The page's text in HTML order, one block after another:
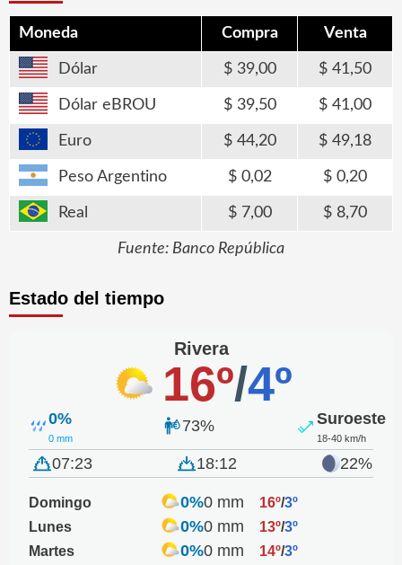
Moneda Compra Venta
Dólar 39,00 41,50
Dólar eBROU 39,50 41,00
Euro 44,20 49,18
Peso Argentino 0,02 0,20
Real 7,00 8,70
Fuente: Banco República
Estado del tiempo
Rivera
16º/4º
0%
0 mm
73% Suroeste
18-40 km/h
07:23 18:12 22%
Domingo 0%0 mm 16º/3º
Lunes
0%0 mm 13º/3º
Martes
0%0 mm 14º/3º